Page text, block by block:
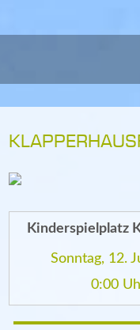
Kinderspielplatz
Sonntag, 12.
0:00